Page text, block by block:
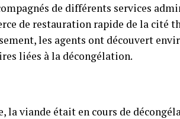
de différents services
de restauration rapide de la cité
les agents ont découvert
liées à la décongélation.
la viande était en cours de